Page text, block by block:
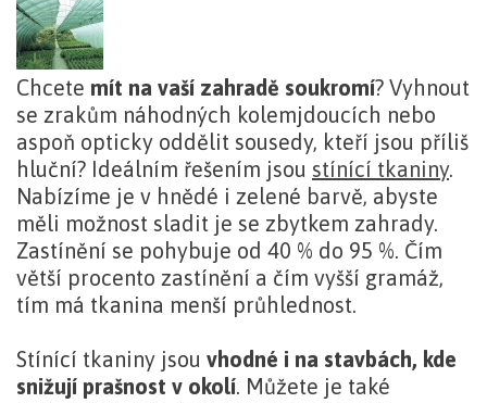
Chcete mít na vaší zahradě soukromí? Vyhnout
se zrakům náhodných kolemjdoucích nebo
aspoň opticky oddělit sousedy, kteří jsou příliš
hluční? Ideálním řešením jsou stínící tkaniny.
Nabízíme je v hnědé i zelené barvě, abyste
měli možnost sladit je se zbytkem zahrady.
Zastínění se pohybuje od 40 % do 95 %. Čím
větší procento zastínění a čím vyšší gramáž,
tím má tkanina menší průhlednost.
Stínící tkaniny jsou vhodné i na stavbách, kde
snižují prašnost v okolí. Můžete je také